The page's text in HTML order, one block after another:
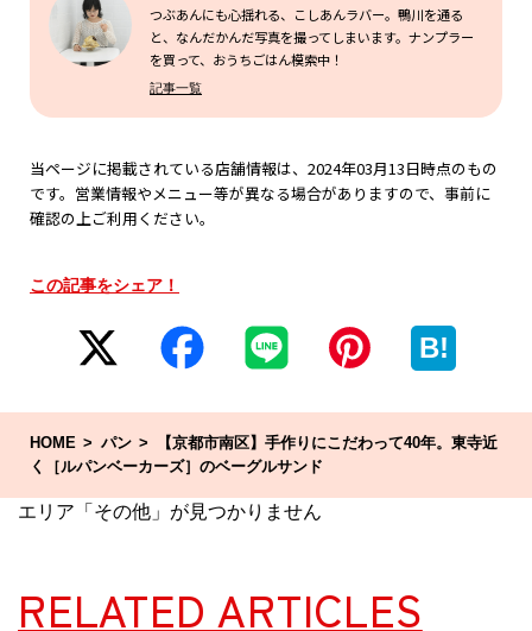
つぶあんにも心揺れる、こしあんラバー。鴨川を通る
と、なんだかんだ写真を撮ってしまいます。ナンプラー
を買って、おうちごはん模索中！
記事一覧
当ページに掲載されている店舗情報は、2024年03月13日時点のもの
です。営業情報やメニュー等が異なる場合がありますので、事前に
確認の上ご利用ください。
この記事をシェア！
B!
HOME パン
【京都市南区】手作りにこだわって40年。東寺近
く［ルパンベーカーズ］のベーグルサンド
エリア「その他」が見つかりません
RELATED ARTICLES